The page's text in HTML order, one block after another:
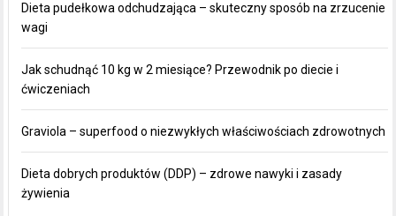
Dieta pudełkowa odchudzająca – skuteczny sposób na zrzucenie
wagi
Jak schudnąć 10 kg w 2 miesiące? Przewodnik po diecie i
ćwiczeniach
Graviola – superfood o niezwykłych właściwościach zdrowotnych
Dieta dobrych produktów (DDP) – zdrowe nawyki i zasady
żywienia